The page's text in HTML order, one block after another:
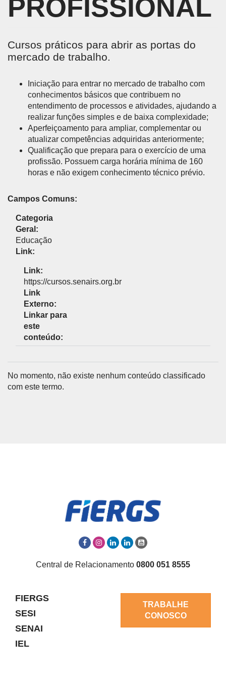
PROFISSIONAL
Cursos práticos para abrir as portas do
mercado de trabalho.
Iniciação para entrar no mercado de trabalho com
conhecimentos básicos que contribuem no
entendimento de processos e atividades, ajudando a
realizar funções simples e de baixa complexidade;
Aperfeiçoamento para ampliar, complementar ou
atualizar competências adquiridas anteriormente;
Qualificação que prepara para o exercício de uma
profissão. Possuem carga horária mínima de 160
horas e não exigem conhecimento técnico prévio.
Campos Comuns:
Categoria
Geral:
Educação
Link:
Link:
https://cursos.senairs.org.br
Link
Externo:
Linkar para
este
conteúdo:
No momento, não existe nenhum conteúdo classificado
com este termo.
Central de Relacionamento 0800 051 8555
FIERGS
SESI
SENAI
IEL
TRABALHE
CONOSCO